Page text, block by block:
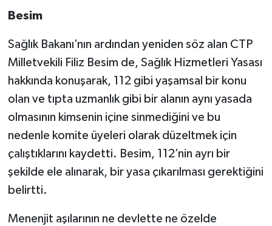
Besim
Sağlık Bakanı’nın ardından yeniden söz alan CTP
Milletvekili Filiz Besim de, Sağlık Hizmetleri Yasası
hakkında konuşarak, 112 gibi yaşamsal bir konu
olan ve tıpta uzmanlık gibi bir alanın aynı yasada
olmasının kimsenin içine sinmediğini ve bu
nedenle komite üyeleri olarak düzeltmek için
çalıştıklarını kaydetti. Besim, 112’nin ayrı bir
şekilde ele alınarak, bir yasa çıkarılması gerektiğini
belirtti.
Menenjit aşılarının ne devlette ne özelde